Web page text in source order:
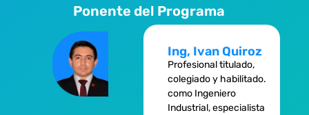
Ponente del Programa
Ing, Ivan Quiroz
Profesional titulado,
colegiado y habilitado.
como Ingeniero
Industrial, especialista